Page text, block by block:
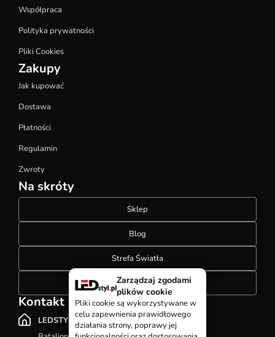
Współpraca
Polityka prywatności
Pliki Cookies
Zakupy
Jak kupować
Dostawa
Płatności
Regulamin
Zwroty
Na skróty
Sklep
Blog
Strefa Światła
Konfigurator szynoprzewodów
Kontakt
LEDSTYL.pl
Zarządzaj zgodami
plików cookie
Pliki cookie są wykorzystywane w
celu zapewnienia prawidłowego
działania strony, poprawy jej